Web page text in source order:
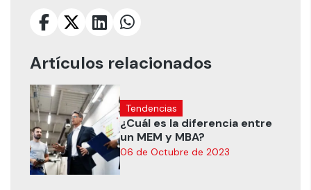
Artículos relacionados
Tendencias
¿Cuál es la diferencia entre
un MEM y MBA?
06 de Octubre de 2023